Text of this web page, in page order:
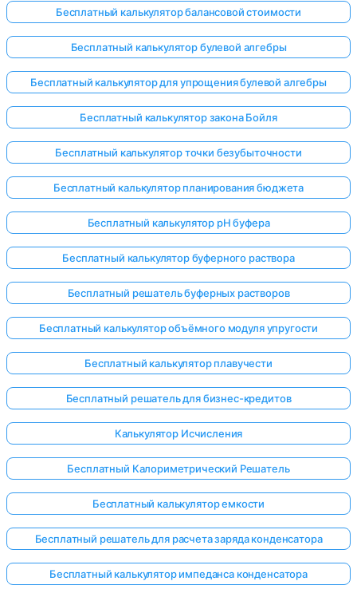
Бесплатный калькулятор балансовой стоимости
Бесплатный калькулятор булевой алгебры
Бесплатный калькулятор для упрощения булевой алгебры
Бесплатный калькулятор закона Бойля
Бесплатный калькулятор точки безубыточности
Бесплатный калькулятор планирования бюджета
Бесплатный калькулятор pH буфера
Бесплатный калькулятор буферного раствора
Бесплатный решатель буферных растворов
Бесплатный калькулятор объёмного модуля упругости
Бесплатный калькулятор плавучести
Бесплатный решатель для бизнес-кредитов
Калькулятор Исчисления
Бесплатный Калориметрический Решатель
Бесплатный калькулятор емкости
Бесплатный решатель для расчета заряда конденсатора
Бесплатный калькулятор импеданса конденсатора